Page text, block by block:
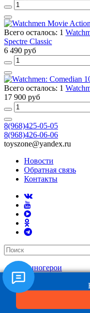
Всего осталось: 1
Spectre Classic
6 490 руб
Всего осталось: 1
17 900 руб
8(968)425-05-05
8(968)426-06-06
toyszone@yandex.ru
Новости
Обратная связь
Контакты
Киногерои
Бэтмен и